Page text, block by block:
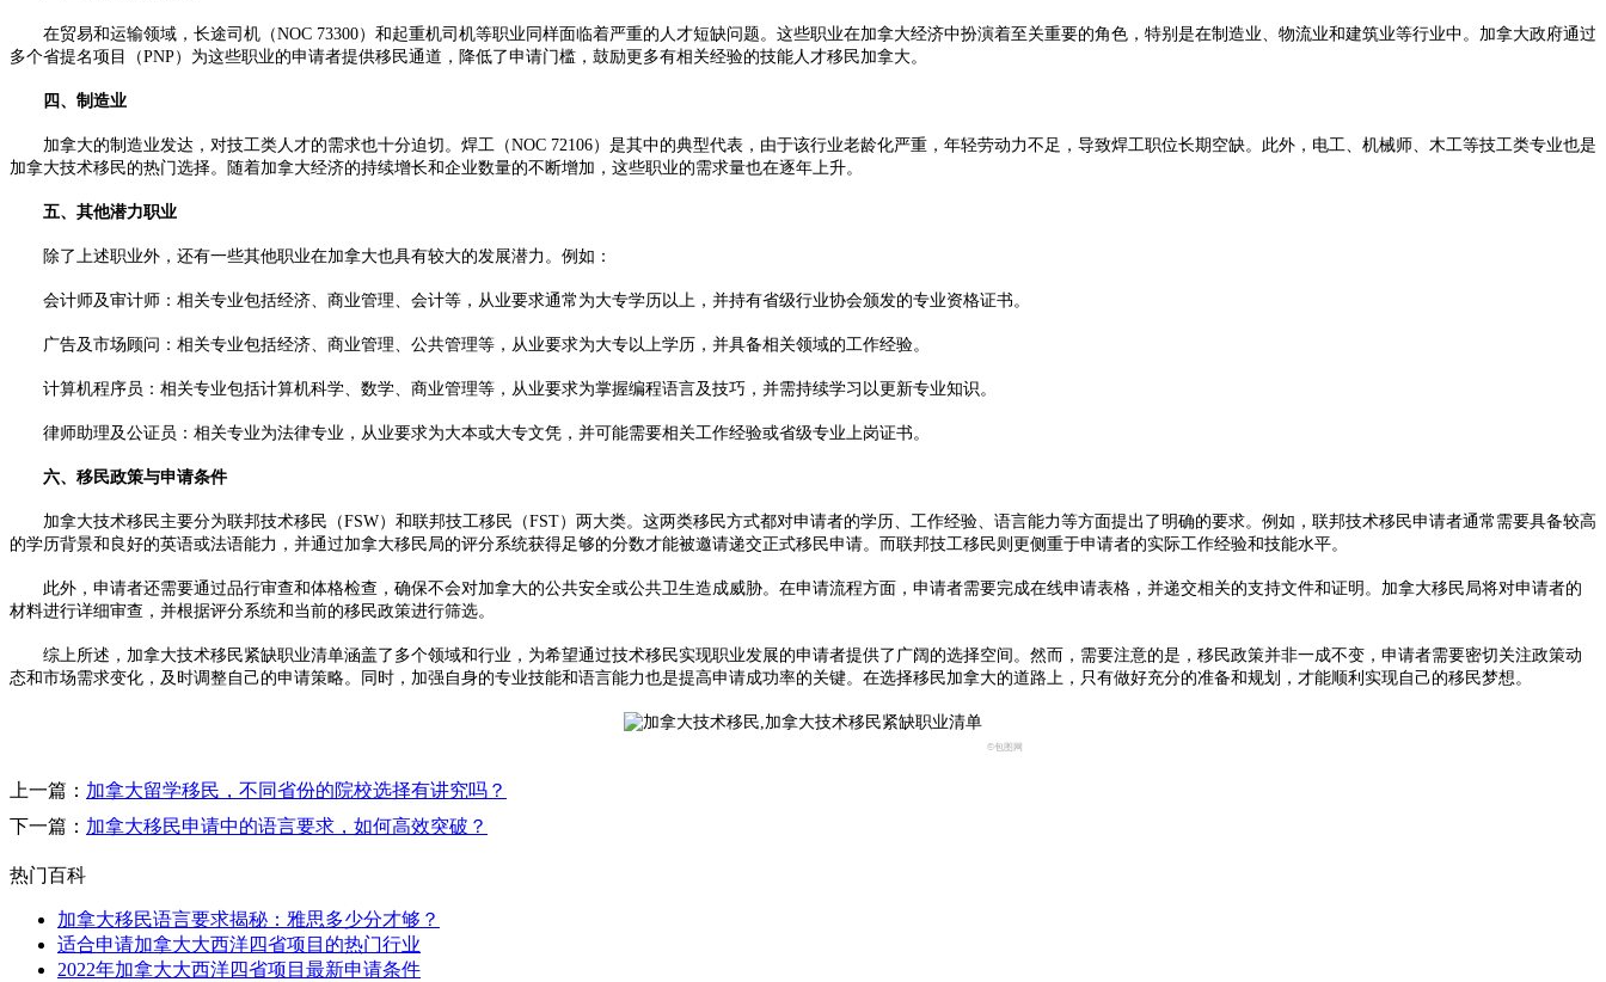
在贸易和运输领域，长途司机（NOC 73300）和起重机司机等职业同样面临着严重的人才短缺问题。这些职业在加拿大经济中扮演着至关重要的角色，特别是在制造业、物流业和建筑业等行业中。加拿大政府通过
多个省提名项目（PNP）为这些职业的申请者提供移民通道，降低了申请门槛，鼓励更多有相关经验的技能人才移民加拿大。
四、制造业
加拿大的制造业发达，对技工类人才的需求也十分迫切。焊工（NOC 72106）是其中的典型代表，由于该行业老龄化严重，年轻劳动力不足，导致焊工职位长期空缺。此外，电工、机械师、木工等技工类专业也是
加拿大技术移民的热门选择。随着加拿大经济的持续增长和企业数量的不断增加，这些职业的需求量也在逐年上升。
五、其他潜力职业
除了上述职业外，还有一些其他职业在加拿大也具有较大的发展潜力。例如：
会计师及审计师：相关专业包括经济、商业管理、会计等，从业要求通常为大专学历以上，并持有省级行业协会颁发的专业资格证书。
广告及市场顾问：相关专业包括经济、商业管理、公共管理等，从业要求为大专以上学历，并具备相关领域的工作经验。
计算机程序员：相关专业包括计算机科学、数学、商业管理等，从业要求为掌握编程语言及技巧，并需持续学习以更新专业知识。
律师助理及公证员：相关专业为法律专业，从业要求为大本或大专文凭，并可能需要相关工作经验或省级专业上岗证书。
六、移民政策与申请条件
加拿大技术移民主要分为联邦技术移民（FSW）和联邦技工移民（FST）两大类。这两类移民方式都对申请者的学历、工作经验、语言能力等方面提出了明确的要求。例如，联邦技术移民申请者通常需要具备较高
的学历背景和良好的英语或法语能力，并通过加拿大移民局的评分系统获得足够的分数才能被邀请递交正式移民申请。而联邦技工移民则更侧重于申请者的实际工作经验和技能水平。
此外，申请者还需要通过品行审查和体格检查，确保不会对加拿大的公共安全或公共卫生造成威胁。在申请流程方面，申请者需要完成在线申请表格，并递交相关的支持文件和证明。加拿大移民局将对申请者的
材料进行详细审查，并根据评分系统和当前的移民政策进行筛选。
综上所述，加拿大技术移民紧缺职业清单涵盖了多个领域和行业，为希望通过技术移民实现职业发展的申请者提供了广阔的选择空间。然而，需要注意的是，移民政策并非一成不变，申请者需要密切关注政策动
态和市场需求变化，及时调整自己的申请策略。同时，加强自身的专业技能和语言能力也是提高申请成功率的关键。在选择移民加拿大的道路上，只有做好充分的准备和规划，才能顺利实现自己的移民梦想。
©包图网
上一篇： 加拿大留学移民，不同省份的院校选择有讲究吗？
下一篇： 加拿大移民申请中的语言要求，如何高效突破？
热门百科
加拿大移民语言要求揭秘：雅思多少分才够？​
适合申请加拿大大西洋四省项目的热门行业
2022年加拿大大西洋四省项目最新申请条件